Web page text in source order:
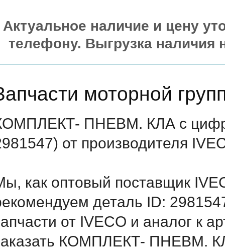
Актуальное наличие и цену
телефону. Выгрузка наличия
моторной
ПНЕВМ. КЛА с
от производителя
как оптовый поставщик
деталь ID:
от IVECO и аналог к
КОМПЛЕКТ- ПНЕВМ.